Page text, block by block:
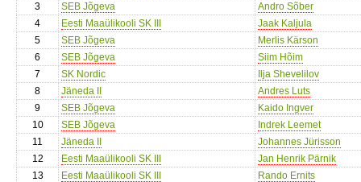
3
SEB Jõgeva
Andro Sõber
4
Eesti Maaülikooli SK III
Jaak Kaljula
5
SEB Jõgeva
Merlis Kärson
6
SEB Jõgeva
Siim Hõim
7
SK Nordic
Ilja Shevelilov
8
Jäneda II
Andres Luts
9
SEB Jõgeva
Kaido Ingver
10
SEB Jõgeva
Indrek Leemet
11
Jäneda II
Johannes Jürisson
12
Eesti Maaülikooli SK III
Jan Henrik Pärnik
13
Eesti Maaülikooli SK III
Rando Ernits